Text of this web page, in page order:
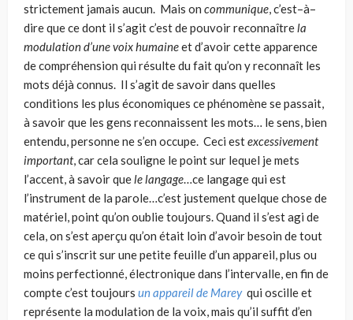
strictement jamais aucun. Mais on com­munique, c’est–à–
dire que ce dont il s’agit c’est de pouvoir reconnaîtrela
modu­lation d’une voix humaineet d’avoir cette apparence
de compréhension qui résulte du fait qu’on y reconnaît les
mots déjà connus. Il s’agit de savoir dans quelles
conditions les plus économiques ce phénomène se passait,
à savoir que les gens reconnaissent les mots… le sens, bien
entendu, personne ne s’en occupe. Ceci estexcessivement
important, car cela souligne le point sur lequel je mets
l’accent, à savoir quele langage…ce langage qui est
l’instrument de la parole…c’est justement quelque chose de
matériel, point qu’on oublie toujours. Quand il s’est agi de
cela, on s’est aperçu qu’on était loin d’avoir besoin de tout
ce qui s’inscrit sur une petite feuille d’un appareil, plus ou
moins perfec­tionné, électronique dans l’intervalle, en fin de
compte c’est toujours un appareil de Mareyqui oscille et
représente la modulation de la voix, mais qu’il suf­fit d’en